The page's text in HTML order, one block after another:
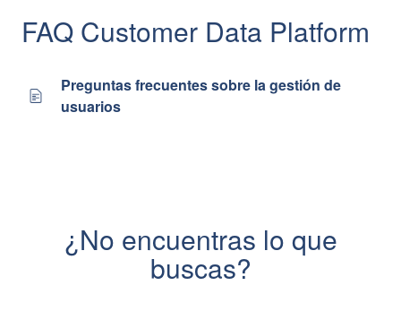
FAQ Customer Data Platform
Preguntas frecuentes sobre la gestión de
usuarios
¿No encuentras lo que
buscas?